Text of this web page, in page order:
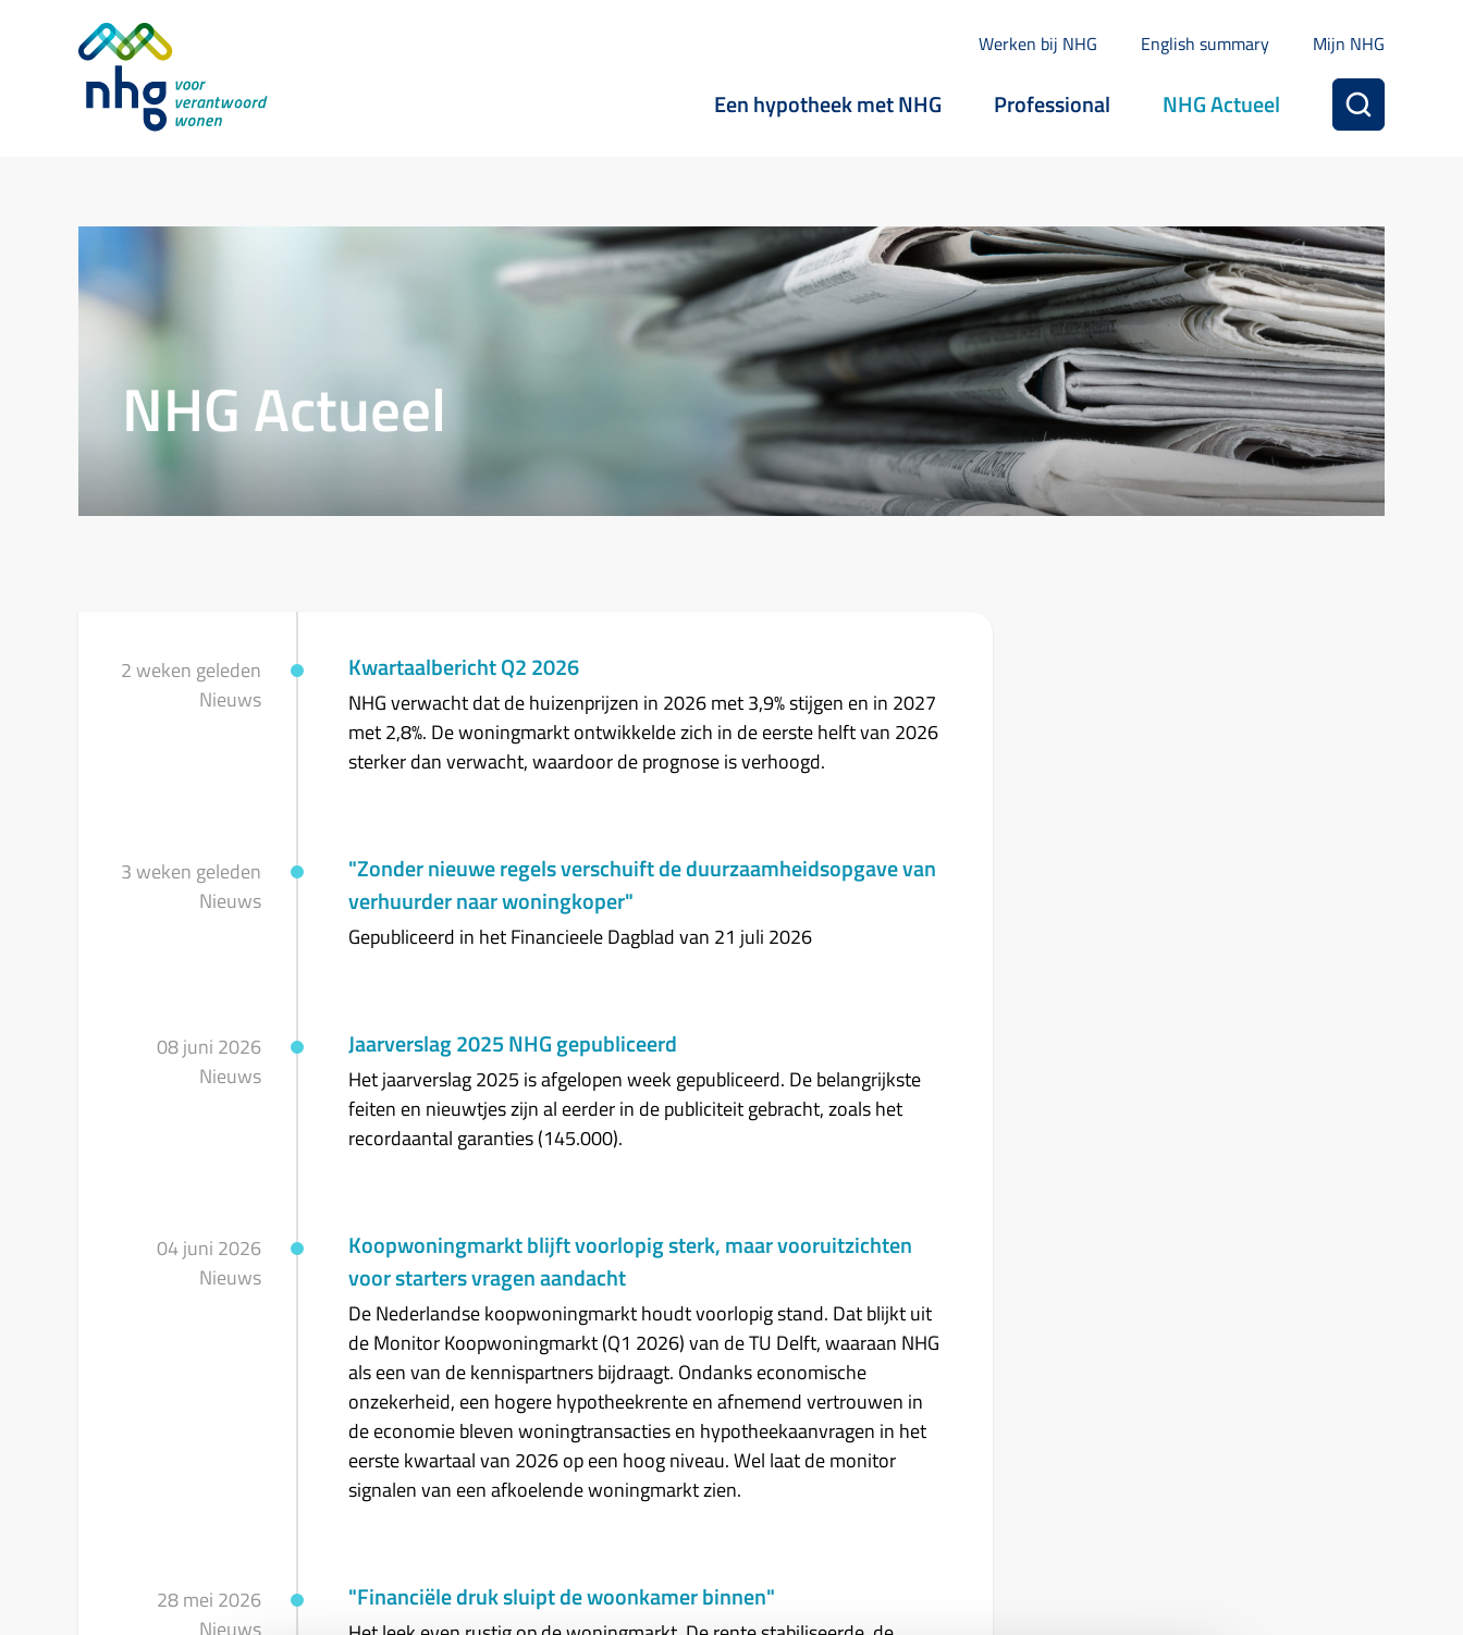
Werken bij NHG English summary Mijn NHG
Een hypotheek met NHG Professional NHG Actueel
NHG Actueel
Kwartaalbericht Q2 2026
NHG verwacht dat de huizenprijzen in 2026 met 3,9% stijgen en in 2027
met 2,8%. De woningmarkt ontwikkelde zich in de eerste helft van 2026
sterker dan verwacht, waardoor de prognose is verhoogd.
"Zonder nieuwe regels verschuift de duurzaamheidsopgave van
verhuurder naar woningkoper"
Gepubliceerd in het Financieele Dagblad van 21 juli 2026
Jaarverslag 2025 NHG gepubliceerd
Het jaarverslag 2025 is afgelopen week gepubliceerd. De belangrijkste
feiten en nieuwtjes zijn al eerder in de publiciteit gebracht, zoals het
recordaantal garanties (145.000).
Koopwoningmarkt blijft voorlopig sterk, maar vooruitzichten
voor starters vragen aandacht
De Nederlandse koopwoningmarkt houdt voorlopig stand. Dat blijkt uit
de Monitor Koopwoningmarkt (Q1 2026) van de TU Delft, waaraan NHG
als een van de kennispartners bijdraagt. Ondanks economische
onzekerheid, een hogere hypotheekrente en afnemend vertrouwen in
de economie bleven woningtransacties en hypotheekaanvragen in het
eerste kwartaal van 2026 op een hoog niveau. Wel laat de monitor
signalen van een afkoelende woningmarkt zien.
"Financiële druk sluipt de woonkamer binnen"